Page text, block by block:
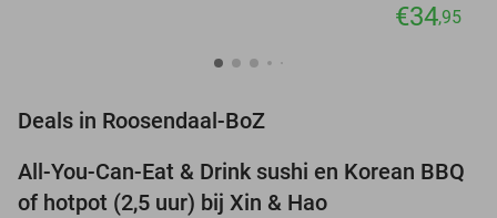
€34,95
Deals in Roosendaal-BoZ
26%
TODAY
All-You-Can-Eat & Drink sushi en Korean BBQ
of hotpot (2,5 uur) bij Xin & Hao